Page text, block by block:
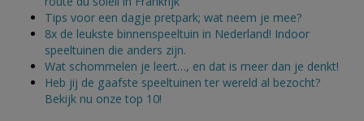
Tips voor een dagje pretpark; wat neem je mee?
8x de leukste binnenspeeltuin in Nederland! Indoor
speeltuinen die anders zijn.
Wat schommelen je leert…, en dat is meer dan je denkt!
Heb jij de gaafste speeltuinen ter wereld al bezocht?
Bekijk nu onze top 10!